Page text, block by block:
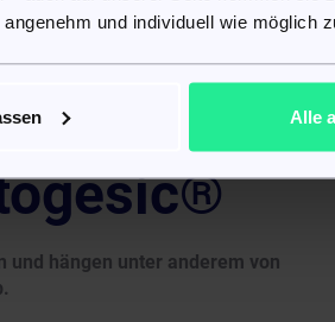
und individuell wie möglich
Alle
sollte vorsichtig erfolgen, um
ein Fingerschutz verwendet
Apotheke oder im
der Regel wird das
hängen unter anderem von